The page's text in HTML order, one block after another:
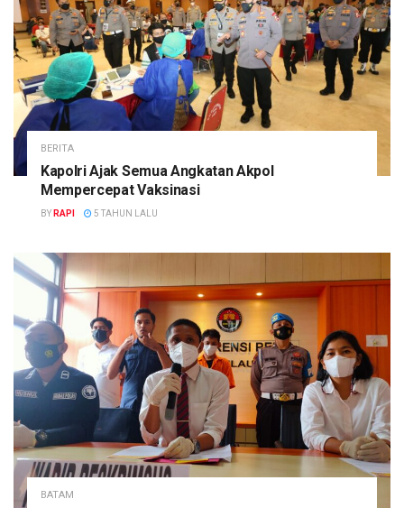
BERITA
Kapolri Ajak Semua Angkatan Akpol
Mempercepat Vaksinasi
BY RAPI 5 TAHUN LALU
BATAM